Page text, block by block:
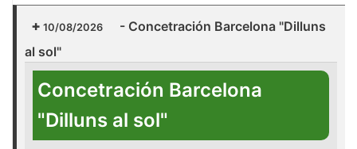
10/08/2026 - Concetración Barcelona "Dilluns
al sol"
Concetración Barcelona
"Dilluns al sol"